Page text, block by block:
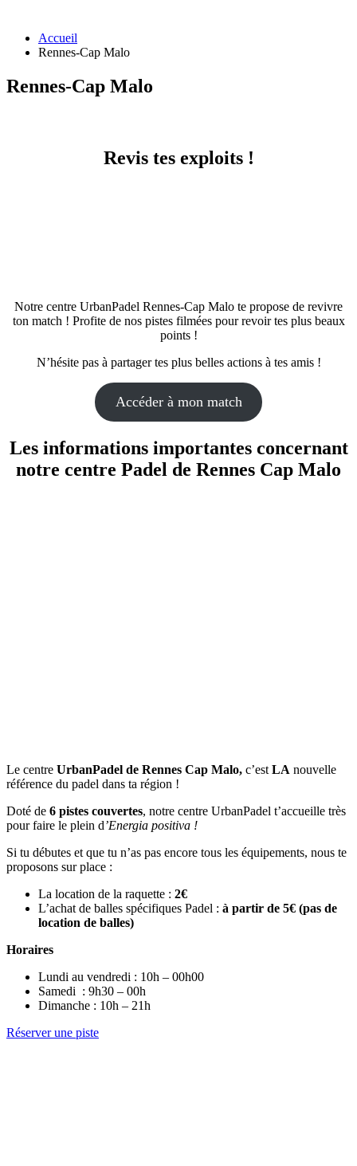
Accueil
Rennes-Cap Malo
Rennes-Cap Malo
Revis tes exploits !
Notre centre UrbanPadel Rennes-Cap Malo te propose de revivre
ton match ! Profite de nos pistes filmées pour revoir tes plus beaux
points !
N’hésite pas à partager tes plus belles actions à tes amis !
Accéder à mon match
Les informations importantes concernant
notre centre Padel de Rennes Cap Malo
Le centre UrbanPadel de Rennes Cap Malo, c’est LA nouvelle
référence du padel dans ta région !
Doté de 6 pistes couvertes, notre centre UrbanPadel t’accueille très
pour faire le plein d’Energia positiva !
Si tu débutes et que tu n’as pas encore tous les équipements, nous te
proposons sur place :
La location de la raquette : 2€
L’achat de balles spécifiques Padel : à partir de 5€ (pas de
location de balles)
Horaires
Lundi au vendredi : 10h – 00h00
Samedi : 9h30 – 00h
Dimanche : 10h – 21h
Réserver une piste